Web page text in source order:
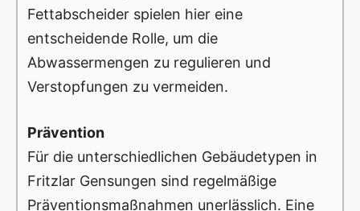
Fettabscheider spielen hier eine
entscheidende Rolle, um die
Abwassermengen zu regulieren und
Verstopfungen zu vermeiden.
Prävention
Für die unterschiedlichen Gebäudetypen in
Fritzlar Gensungen sind regelmäßige
Präventionsmaßnahmen unerlässlich. Eine